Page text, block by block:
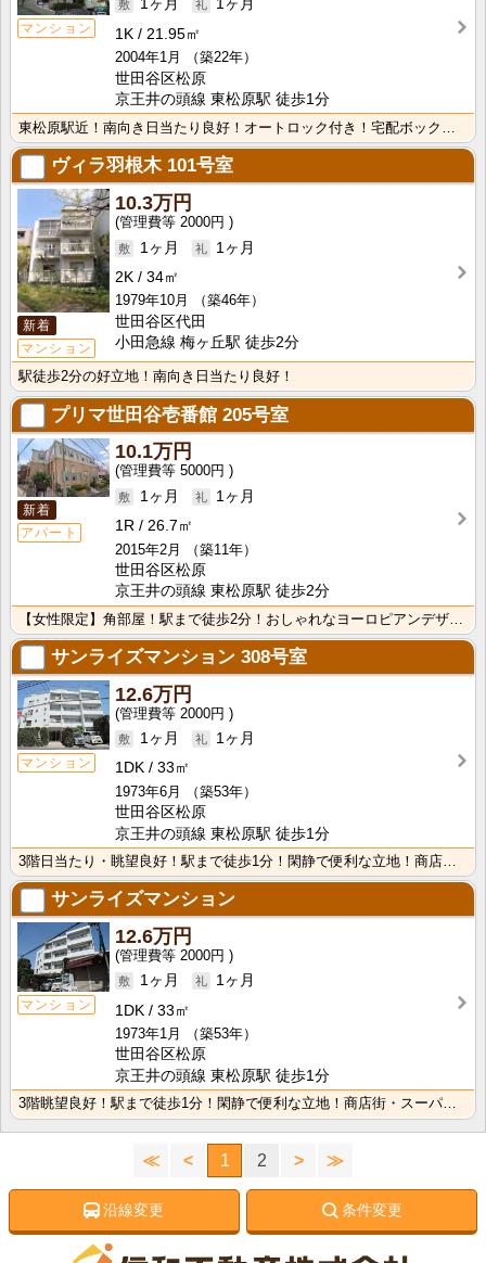
マンション
1ヶ月
1ヶ月
1K
21.95㎡
2004年1月
（築22年）
世田谷区松原
京王井の頭線 東松原駅 徒歩1分
ヴィラ羽根木 101号室
新着
マンション
10.3万円
2000円
1ヶ月
1ヶ月
2K
34㎡
1979年10月
（築46年）
世田谷区代田
小田急線 梅ヶ丘駅 徒歩2分
駅徒歩2分の好立地！南向き日当たり良好！
プリマ世田谷壱番館 205号室
新着
アパート
10.1万円
5000円
1ヶ月
1ヶ月
1R
26.7㎡
2015年2月
（築11年）
世田谷区松原
京王井の頭線 東松原駅 徒歩2分
サンライズマンション 308号室
マンション
12.6万円
2000円
1ヶ月
1ヶ月
1DK
33㎡
1973年6月
（築53年）
世田谷区松原
京王井の頭線 東松原駅 徒歩1分
3階日当たり・眺望良好！駅まで徒歩1分！閑静で便利な立地！商店街・スーパーも近くて便利です！羽根木公･･･
サンライズマンション
マンション
12.6万円
2000円
1ヶ月
1ヶ月
1DK
33㎡
1973年1月
（築53年）
世田谷区松原
京王井の頭線 東松原駅 徒歩1分
3階眺望良好！駅まで徒歩1分！閑静で便利な立地！商店街・スーパーも近くて便利です！羽根木公園が近くゆ･･･
≪ < 1 2 > ≫
沿線変更 条件変更